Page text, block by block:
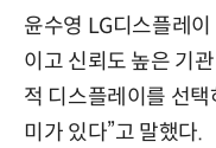
윤수영 LG디스플레
이고 신뢰도 높은 기
적 디스플레이를 선
미가 있다”고 말했다.